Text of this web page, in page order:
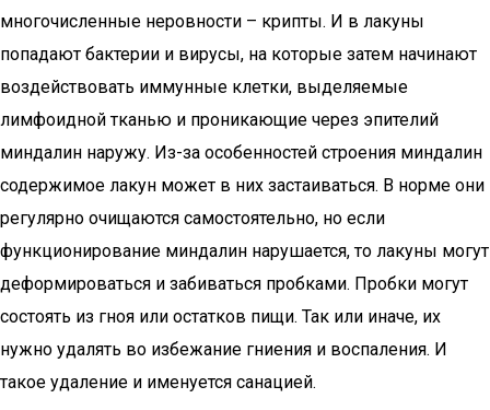
многочисленные неровности – крипты. И в лакуны
попадают бактерии и вирусы, на которые затем начинают
воздействовать иммунные клетки, выделяемые
лимфоидной тканью и проникающие через эпителий
миндалин наружу. Из-за особенностей строения миндалин
содержимое лакун может в них застаиваться. В норме они
регулярно очищаются самостоятельно, но если
функционирование миндалин нарушается, то лакуны могут
деформироваться и забиваться пробками. Пробки могут
состоять из гноя или остатков пищи. Так или иначе, их
нужно удалять во избежание гниения и воспаления. И
такое удаление и именуется санацией.